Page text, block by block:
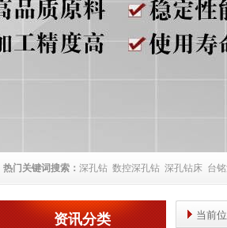
热门关键词搜索： 深孔钻 数控深孔钻 深孔钻床 台
资讯分类 当前